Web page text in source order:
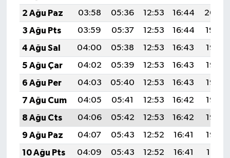
2 Ağu Paz
03:58 05:36 12:53 16:44
20:00
3 Ağu Pts
03:59 05:37 12:53 16:44
19:59
4 Ağu Sal
04:00 05:38 12:53 16:43
19:58
5 Ağu Çar
04:02 05:39 12:53 16:43
19:57
6 Ağu Per
04:03 05:40 12:53 16:43
19:56
7 Ağu Cum
04:05 05:41 12:53 16:42
19:55
8 Ağu Cts
04:06 05:42 12:53 16:42
19:53
9 Ağu Paz
04:07 05:43 12:52 16:41
19:52
10 Ağu Pts
04:09 05:43 12:52 16:41
19:51